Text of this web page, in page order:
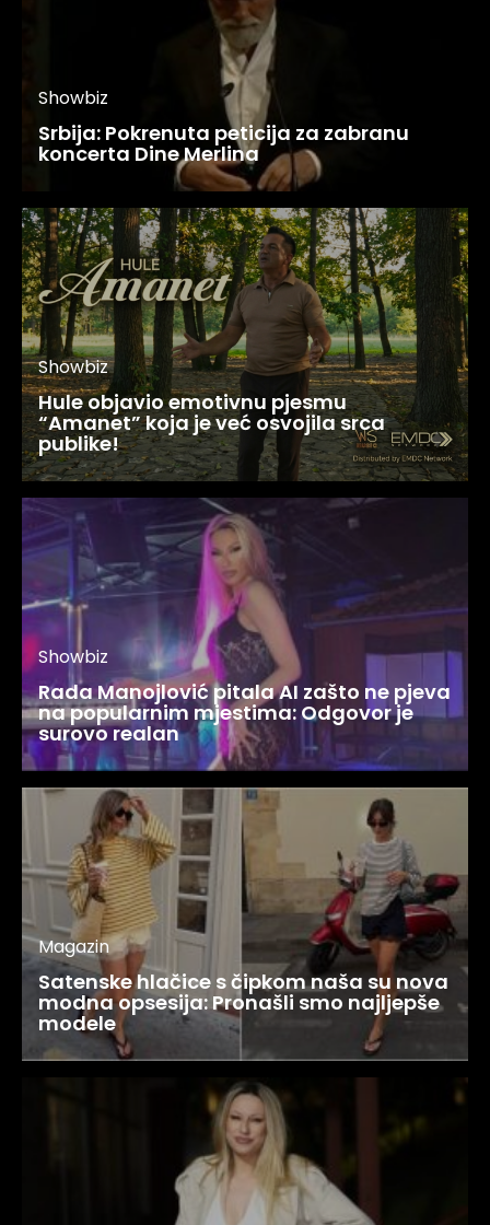
Showbiz
Srbija: Pokrenuta peticija za zabranu
koncerta Dine Merlina
Showbiz
Hule objavio emotivnu pjesmu
“Amanet” koja je već osvojila srca
publike!
Showbiz
Rada Manojlović pitala AI zašto ne pjeva
na popularnim mjestima: Odgovor je
surovo realan
Magazin
Satenske hlačice s čipkom naša su nova
modna opsesija: Pronašli smo najljepše
modele